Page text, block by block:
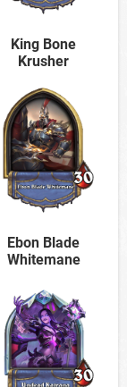
King Bone
Krusher
Ebon Blade
Whitemane